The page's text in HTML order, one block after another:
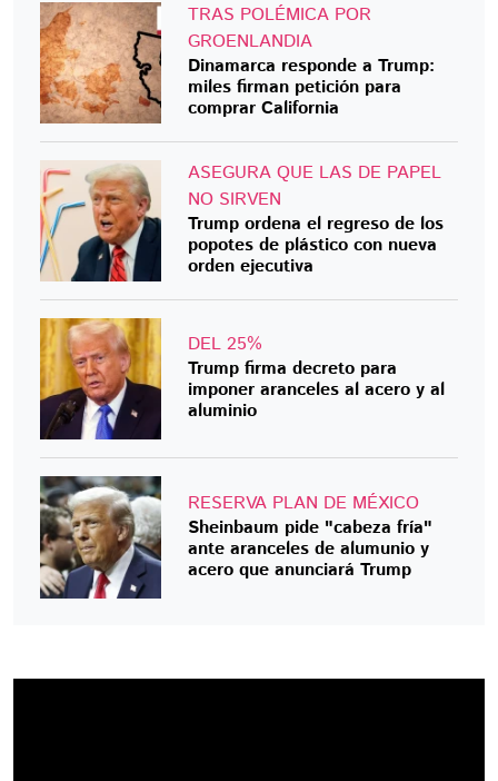
TRAS POLÉMICA POR
GROENLANDIA
Dinamarca responde a Trump:
miles firman petición para
comprar California
ASEGURA QUE LAS DE PAPEL
NO SIRVEN
Trump ordena el regreso de los
popotes de plástico con nueva
orden ejecutiva
DEL 25%
Trump firma decreto para
imponer aranceles al acero y al
aluminio
RESERVA PLAN DE MÉXICO
Sheinbaum pide "cabeza fría"
ante aranceles de alumunio y
acero que anunciará Trump